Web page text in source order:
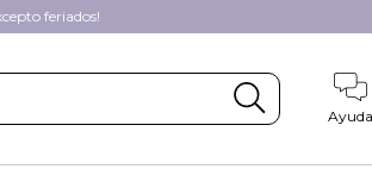
feriados!
Ayuda